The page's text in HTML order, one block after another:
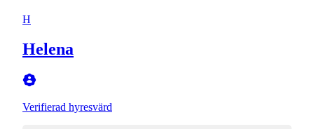
H
Helena
Verifierad hyresvärd